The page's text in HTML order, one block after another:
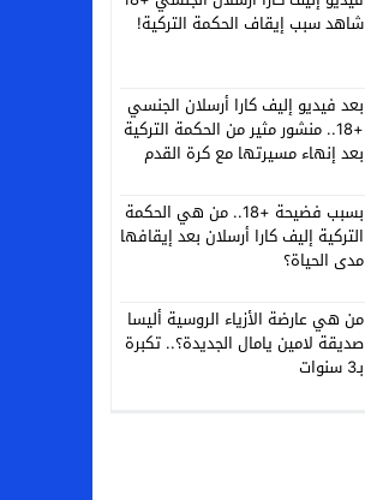
شاهد سبب إيقاف الحكمة التركية!
بعد فيديو إليف كارا أرسلان الجنسي
+18.. منشور مثير من الحكمة التركية
بعد إنهاء مسيرتها مع كرة القدم
بسبب فضيحة +18.. من هي الحكمة
التركية إليف كارا أرسلان بعد إيقافها
مدى الحياة؟
من هي عارضة الأزياء الروسية أليسا
صديقة لامين يامال الجديدة؟.. تكبرة
بـ3 سنوات